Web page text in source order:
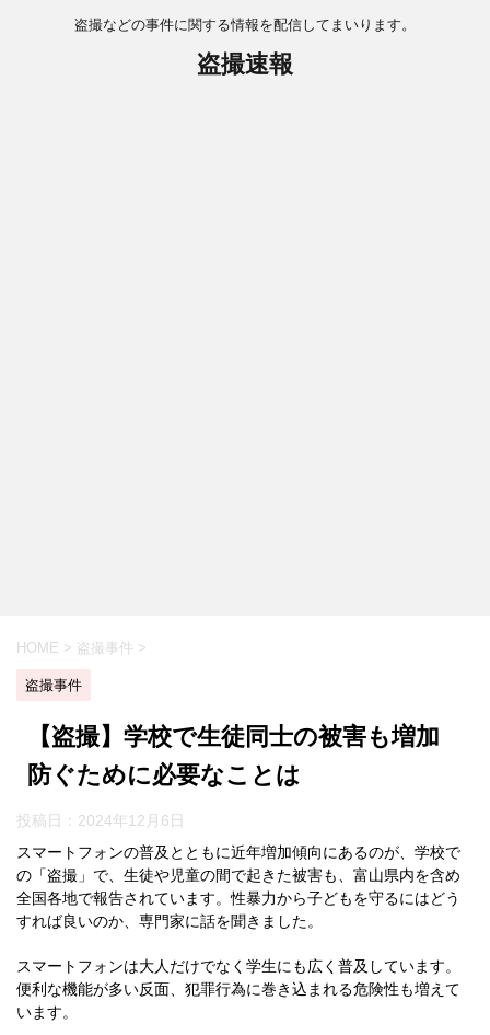
盗撮などの事件に関する情報を配信してまいります。
盗撮速報
HOME > 盗撮事件 >
盗撮事件
【盗撮】学校で生徒同士の被害も増加
防ぐために必要なことは
投稿日： 2024年12月6日
スマートフォンの普及とともに近年増加傾向にあるのが、学校で
の「盗撮」で、生徒や児童の間で起きた被害も、富山県内を含め
全国各地で報告されています。性暴力から子どもを守るにはどう
すれば良いのか、専門家に話を聞きました。
スマートフォンは大人だけでなく学生にも広く普及しています。
便利な機能が多い反面、犯罪行為に巻き込まれる危険性も増えて
います。